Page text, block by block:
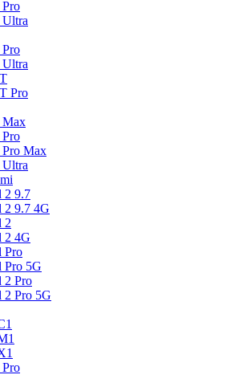
Pro
Max
Max
2 9.7
2 9.7 4G
2
2 4G
Pro
Pro 5G
2 Pro
2 Pro 5G